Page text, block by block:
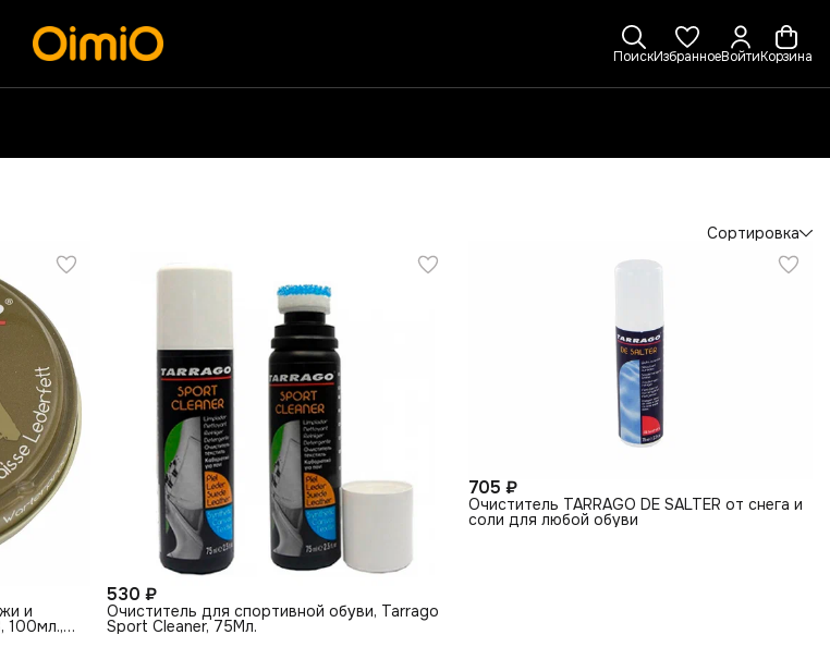
ПоискИзбранноеВойтиКорзина
Сортировка
и
100мл.,
530 ₽
Очиститель для спортивной обуви, Tarrago
Sport Cleaner, 75Мл.
705 ₽
Очиститель TARRAGO DE SALTER от снега и
соли для любой обуви